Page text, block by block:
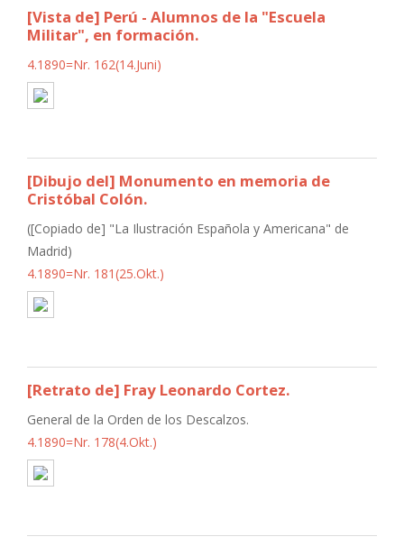
[Vista de] Perú - Alumnos de la "Escuela
Militar", en formación.
4.1890=Nr. 162(14.Juni)
[Dibujo del] Monumento en memoria de
Cristóbal Colón.
([Copiado de] "La Ilustración Española y Americana" de
Madrid)
4.1890=Nr. 181(25.Okt.)
[Retrato de] Fray Leonardo Cortez.
General de la Orden de los Descalzos.
4.1890=Nr. 178(4.Okt.)